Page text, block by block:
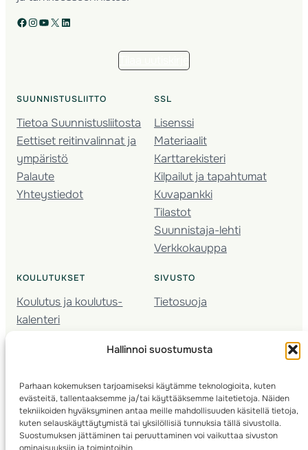
Hallinnoi suostumusta
Parhaan kokemuksen tarjoamiseksi käytämme teknologioita, kuten
evästeitä, tallentaaksemme ja/tai käyttääksemme laitetietoja. Näiden
tekniikoiden hyväksyminen antaa meille mahdollisuuden käsitellä tietoja,
kuten selauskäyttäytymistä tai yksilöllisiä tunnuksia tällä sivustolla.
Suostumuksen jättäminen tai peruuttaminen voi vaikuttaa sivuston
Facebook Instagram YouTube X LinkedIn
SUUNNISTUSLIITTO
Tietoa Suunnistusliitosta
Eettiset reitinvalinnat ja
ympäristö
Palaute
Yhteystiedot
SSL
Lisenssi
Materiaalit
Karttarekisteri
Kilpailut ja tapahtumat
Kuvapankki
Tilastot
Suunnistaja-lehti
Verkkokauppa
KOULUTUKSET
Koulutus ja koulutus­
kalenteri
Seura­kehittäminen
Kartoitus
Ratamestari
SIVUSTO
Tietosuoja
© 2025 ·Suomen Suunnistusliitto· Valimotie 10, 00380 Helsinki, Finland